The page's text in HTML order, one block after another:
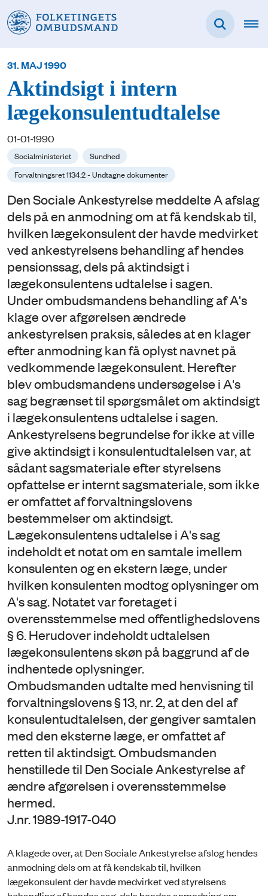
31. MAJ 1990
Aktindsigt i intern
lægekonsulentudtalelse
01-01-1990
Socialministeriet
Sundhed
Forvaltningsret 1134.2 - Undtagne dokumenter
Den Sociale Ankestyrelse meddelte A afslag
dels på en anmodning om at få kendskab til,
hvilken lægekonsulent der havde medvirket
ved ankestyrelsens behandling af hendes
pensionssag, dels på aktindsigt i
lægekonsulentens udtalelse i sagen.
Under ombudsmandens behandling af A's
klage over afgørelsen ændrede
ankestyrelsen praksis, således at en klager
efter anmodning kan få oplyst navnet på
vedkommende lægekonsulent. Herefter
blev ombudsmandens undersøgelse i A's
sag begrænset til spørgsmålet om aktindsigt
i lægekonsulentens udtalelse i sagen.
Ankestyrelsens begrundelse for ikke at ville
give aktindsigt i konsulentudtalelsen var, at
sådant sagsmateriale efter styrelsens
opfattelse er internt sagsmateriale, som ikke
er omfattet af forvaltningslovens
bestemmelser om aktindsigt.
Lægekonsulentens udtalelse i A's sag
indeholdt et notat om en samtale imellem
konsulenten og en ekstern læge, under
hvilken konsulenten modtog oplysninger om
A's sag. Notatet var foretaget i
overensstemmelse med offentlighedslovens
§ 6. Herudover indeholdt udtalelsen
lægekonsulentens skøn på baggrund af de
indhentede oplysninger.
Ombudsmanden udtalte med henvisning til
forvaltningslovens § 13, nr. 2, at den del af
konsulentudtalelsen, der gengiver samtalen
med den eksterne læge, er omfattet af
retten til aktindsigt. Ombudsmanden
henstillede til Den Sociale Ankestyrelse af
ændre afgørelsen i overensstemmelse
hermed.
J.nr. 1989-1917-040
A klagede over, at Den Sociale Ankestyrelse afslog hendes
anmodning dels om at få kendskab til, hvilken
lægekonsulent der havde medvirket ved styrelsens